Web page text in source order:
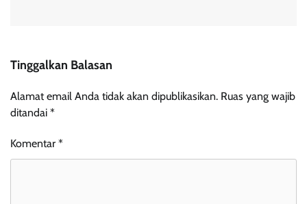
Tinggalkan Balasan
Alamat email Anda tidak akan dipublikasikan. Ruas yang wajib
ditandai *
Komentar *